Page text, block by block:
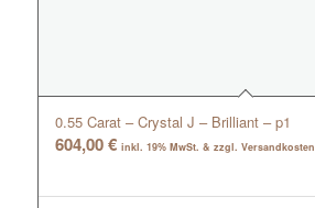
0.55 Carat – Crystal J – Brilliant – p1
604,00€ inkl. 19% MwSt. & zzgl. Versandkosten